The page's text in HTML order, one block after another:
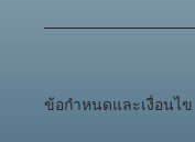
ข้อกำหนดและเงื่อนไข